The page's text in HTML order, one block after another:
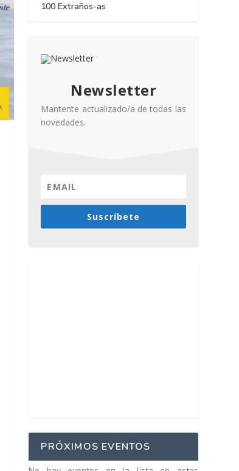
100 Extraños-as
Newsletter
Mantente actualizado/a de todas las
novedades.
Suscríbete
PRÓXIMOS EVENTOS